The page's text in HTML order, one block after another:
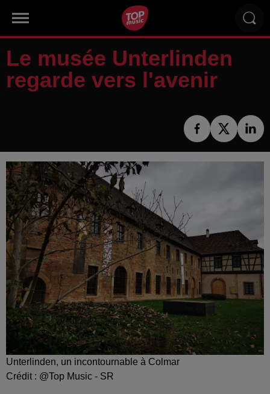
Le musée Unterlinden
regarde vers l'avenir
Unterlinden, un incontournable à Colmar
Crédit : @Top Music - SR